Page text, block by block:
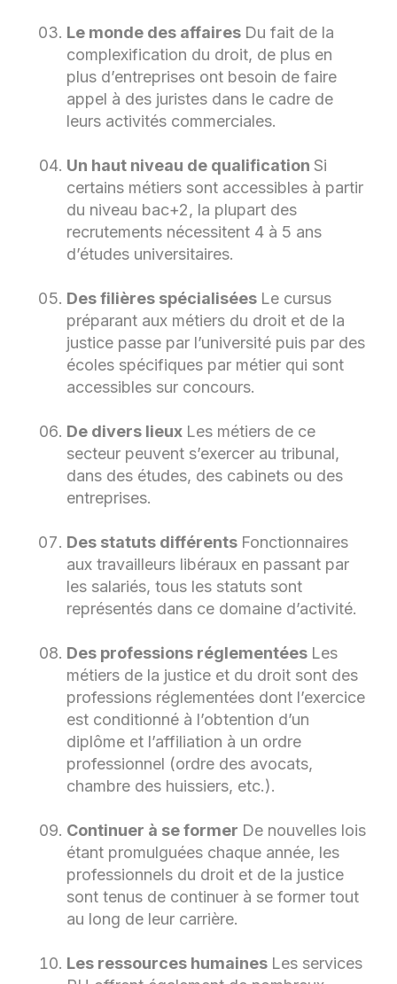
Le monde des affaires Du fait de la
complexification du droit, de plus en
plus d’entreprises ont besoin de faire
appel à des juristes dans le cadre de
leurs activités commerciales.
Un haut niveau de qualification Si
certains métiers sont accessibles à partir
du niveau bac+2, la plupart des
recrutements nécessitent 4 à 5 ans
d’études universitaires.
Des filières spécialisées Le cursus
préparant aux métiers du droit et de la
justice passe par l’université puis par des
écoles spécifiques par métier qui sont
accessibles sur concours.
De divers lieux Les métiers de ce
secteur peuvent s’exercer au tribunal,
dans des études, des cabinets ou des
entreprises.
Des statuts différents Fonctionnaires
aux travailleurs libéraux en passant par
les salariés, tous les statuts sont
représentés dans ce domaine d’activité.
Des professions réglementées Les
métiers de la justice et du droit sont des
professions réglementées dont l’exercice
est conditionné à l’obtention d’un
diplôme et l’affiliation à un ordre
professionnel (ordre des avocats,
chambre des huissiers, etc.).
Continuer à se former De nouvelles lois
étant promulguées chaque année, les
professionnels du droit et de la justice
sont tenus de continuer à se former tout
au long de leur carrière.
Les ressources humaines Les services